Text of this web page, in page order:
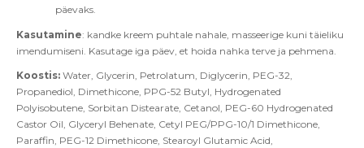
päevaks.
Kasutamine: kandke kreem puhtale nahale, masseerige kuni täieliku
imendumiseni. Kasutage iga päev, et hoida nahka terve ja pehmena.
Koostis: Water, Glycerin, Petrolatum, Diglycerin, PEG-32,
Propanediol, Dimethicone, PPG-52 Butyl, Hydrogenated
Polyisobutene, Sorbitan Distearate, Cetanol, PEG-60 Hydrogenated
Castor Oil, Glyceryl Behenate, Cetyl PEG/PPG-10/1 Dimethicone,
Paraffin, PEG-12 Dimethicone, Stearoyl Glutamic Acid,